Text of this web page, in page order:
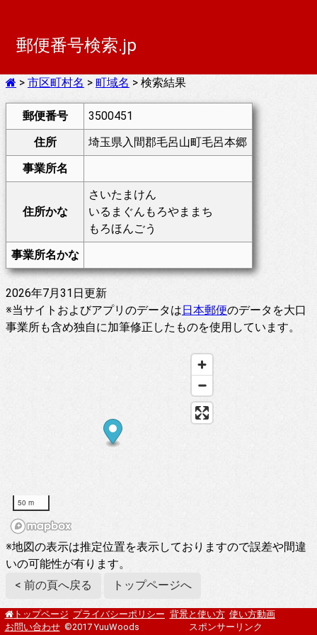
郵便番号検索.jp
> 市区町村名 > 町域名 > 検索結果
郵便番号
3500451
住所
埼玉県入間郡毛呂山町毛呂本郷
事業所名
住所かな
さいたまけん
いるまぐんもろやままち
もろほんごう
事業所名かな
2026年7月31日更新
※当サイトおよびアプリのデータは日本郵便のデータを大口
事業所も含め独自に加筆修正したものを使用しています。
50 m
※地図の表示は推定位置を表示しておりますので誤差や間違
いの可能性が有ります。
< 前の頁へ戻る
トップページへ
トップページ プライバシーポリシー 背景と使い方 使い方動画
お問い合わせ ©2017 YuuWoods スポンサーリンク